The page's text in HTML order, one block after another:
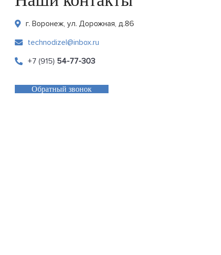
г. Воронеж, ул. Дорожная, д.86
technodizel@inbox.ru
+7 (915) 54-77-303
Обратный звонок